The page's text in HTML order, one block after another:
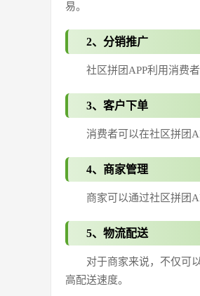
易。
2、分销推广
社区拼团APP利用消费
3、客户下单
消费者可以在社区拼团
4、商家管理
商家可以通过社区拼团
5、物流配送
对于商家来说，不仅可
高配送速度。